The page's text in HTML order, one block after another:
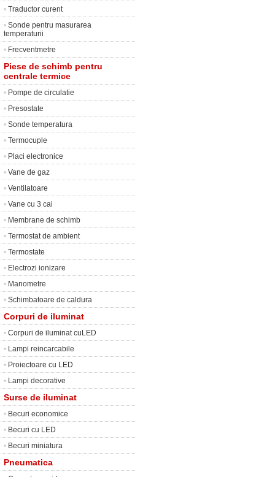
• Traductor curent
• Sonde pentru masurarea
temperaturii
• Frecventmetre
Piese de schimb pentru
centrale termice
• Pompe de circulatie
• Presostate
• Sonde temperatura
• Termocuple
• Placi electronice
• Vane de gaz
• Ventilatoare
• Vane cu 3 cai
• Membrane de schimb
• Termostat de ambient
• Termostate
• Electrozi ionizare
• Manometre
• Schimbatoare de caldura
Corpuri de iluminat
• Corpuri de iluminat cuLED
• Lampi reincarcabile
• Proiectoare cu LED
• Lampi decorative
Surse de iluminat
• Becuri economice
• Becuri cu LED
• Becuri miniatura
Pneumatica